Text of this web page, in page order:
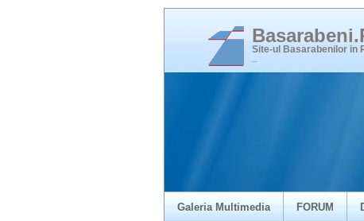
Site-ul Basarabenilor in
Galeria Multimedia FORUM